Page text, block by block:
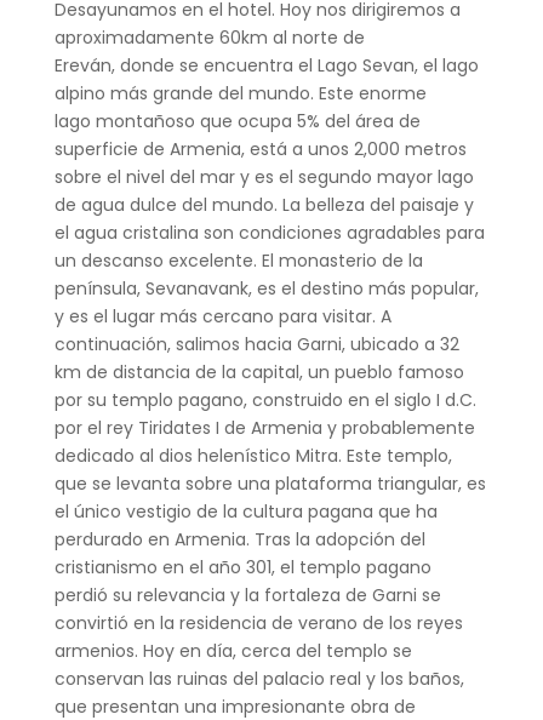
Desayunamos en el hotel. Hoy nos dirigiremos a
aproximadamente 60km al norte de
Ereván, donde se encuentra el Lago Sevan, el lago
alpino más grande del mundo. Este enorme
lago montañoso que ocupa 5% del área de
superficie de Armenia, está a unos 2,000 metros
sobre el nivel del mar y es el segundo mayor lago
de agua dulce del mundo. La belleza del paisaje y
el agua cristalina son condiciones agradables para
un descanso excelente. El monasterio de la
península, Sevanavank, es el destino más popular,
y es el lugar más cercano para visitar. A
continuación, salimos hacia Garni, ubicado a 32
km de distancia de la capital, un pueblo famoso
por su templo pagano, construido en el siglo I d.C.
por el rey Tiridates I de Armenia y probablemente
dedicado al dios helenístico Mitra. Este templo,
que se levanta sobre una plataforma triangular, es
el único vestigio de la cultura pagana que ha
perdurado en Armenia. Tras la adopción del
cristianismo en el año 301, el templo pagano
perdió su relevancia y la fortaleza de Garni se
convirtió en la residencia de verano de los reyes
armenios. Hoy en día, cerca del templo se
conservan las ruinas del palacio real y los baños,
que presentan una impresionante obra de